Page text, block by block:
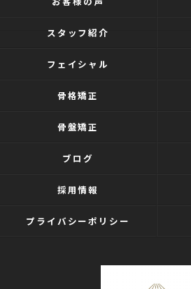
スタッフ紹介
フェイシャル
骨格矯正
骨盤矯正
ブログ
採用情報
プライバシーポリシー